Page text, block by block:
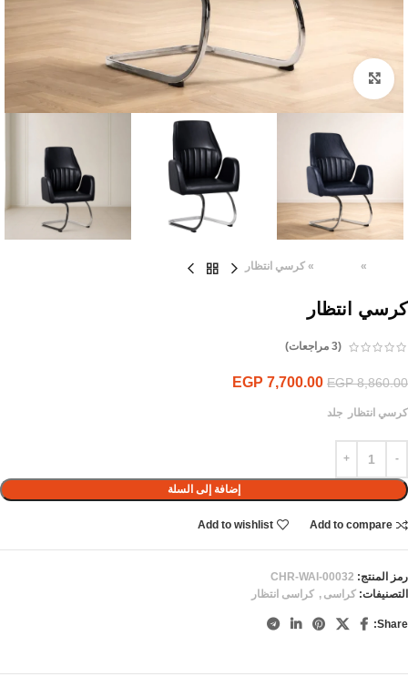
Click to enlarge
»
» كرسي انتظار
كرسي انتظار
(
3 مراجعات)
EGP8,860.00
EGP 7,700.00
كرسي انتظار جلد
إضافة إلى السلة
Add to compare
Add to wishlist
رمز المنتج: CHR-WAI-00032
التصنيفات: كراسى , كراسى انتظار
Share: